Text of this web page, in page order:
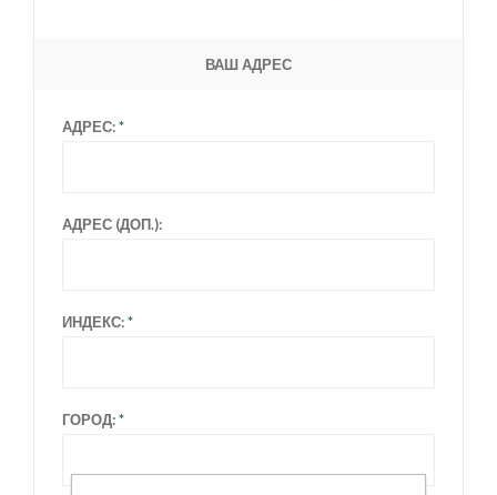
ВАШ АДРЕС
АДРЕС:
АДРЕС (ДОП.):
ИНДЕКС:
ГОРОД: